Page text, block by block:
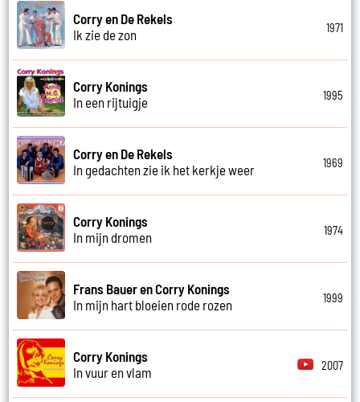
Corry en De Rekels
Ik zie de zon
1971
Corry Konings
In een rijtuigje
1995
Corry en De Rekels
In gedachten zie ik het kerkje weer
1969
Corry Konings
In mijn dromen
1974
Frans Bauer en Corry Konings
In mijn hart bloeien rode rozen
1999
Corry Konings
In vuur en vlam
2007